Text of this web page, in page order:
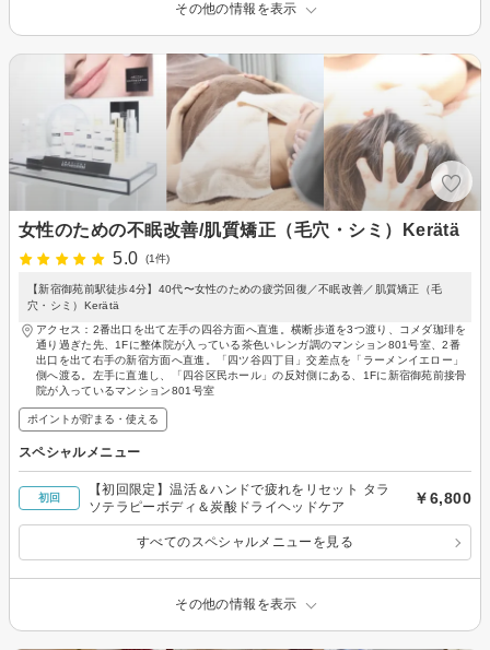
その他の情報を表示
女性のための不眠改善/肌質矯正（毛穴・シミ）Kerätä
5.0
(1件)
【新宿御苑前駅徒歩4分】40代〜女性のための疲労回復／不眠改善／肌質矯正（毛
穴・シミ）Kerätä
アクセス：2番出口を出て左手の四谷方面へ直進。横断歩道を3つ渡り、コメダ珈琲を
通り過ぎた先、1Fに整体院が入っている茶色いレンガ調のマンション801号室、2番
出口を出て右手の新宿方面へ直進。「四ツ谷四丁目」交差点を「ラーメンイエロー」
側へ渡る。左手に直進し、「四谷区民ホール」の反対側にある、1Fに新宿御苑前接骨
院が入っているマンション801号室
ポイントが貯まる・使える
スペシャルメニュー
初回
【初回限定】温活＆ハンドで疲れをリセット タラ
ソテラピーボディ＆炭酸ドライヘッドケア
￥6,800
すべてのスペシャルメニューを見る
その他の情報を表示